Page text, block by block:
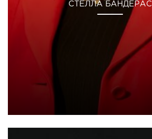
СТЕЛЛА БАНДЕРАС